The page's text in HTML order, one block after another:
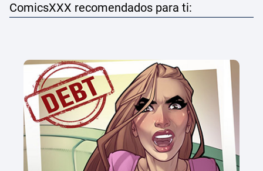
ComicsXXX recomendados para ti: